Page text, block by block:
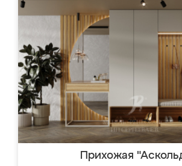
Прихожая